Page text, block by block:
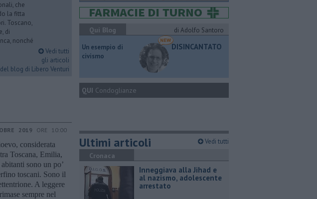
che
la fitta
Toscano,
di
nonché
Vedi tutti
gli articoli
del blog di Libero Venturi
2019 ORE 10:00
considerata
Toscana, Emilia,
sono un po’
toscani. Sono il
A leggere
sempre nel
Qui Blog
di Adolfo Santoro
​Un esempio di
civismo
DISINCANTATO
QUI Condoglianze
Ultimi articoli Vedi tutti
Cronaca
Inneggiava alla Jihad e
al nazismo, adolescente
arrestato